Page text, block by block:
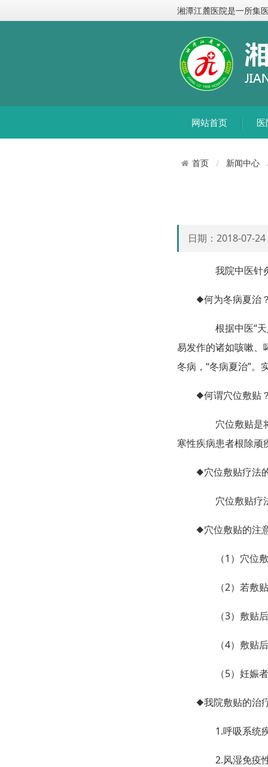
湘潭江麓医院是一所集
网站首页 医
首页 新闻中心
日期：2018-07-
我院中医针灸
◆何为冬病夏治
根据中医“天
易发作的诸如咳嗽、
冬病，“冬病夏治”。
◆何谓穴位敷贴
穴位敷贴是将
寒性疾病患者根除顽
◆穴位敷贴疗法
穴位敷贴疗法
◆穴位敷贴的注
（1）穴位敷
（2）若敷贴
（3）敷贴后
（4）敷贴后
（5）妊娠者
◆我院敷贴的治
1.呼吸系统疾
2.风湿免疫性